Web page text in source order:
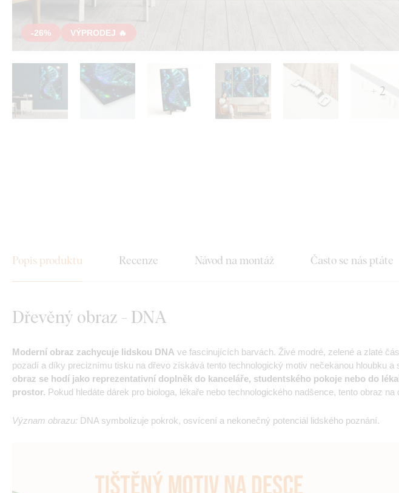
-26% VÝPRODEJ 🔥
+ 2
Popis produktu Recenze Návod na montáž Často se nás ptáte
Dřevěný obraz - DNA
Moderní obraz zachycuje lidskou DNA ve fascinujících barvách. Živé modré, zelené a zlaté
pozadí a díky preciznímu tisku na dřevo získává tento technologický motiv nečekanou hloubku a
obraz se hodí jako reprezentativní doplněk do kanceláře, studentského pokoje nebo do
prostor. Pokud hledáte dárek pro biologa, lékaře nebo technologického nadšence, tento obraz na
Význam obrazu: DNA symbolizuje pokrok, osvícení a nekonečný potenciál lidského poznání.